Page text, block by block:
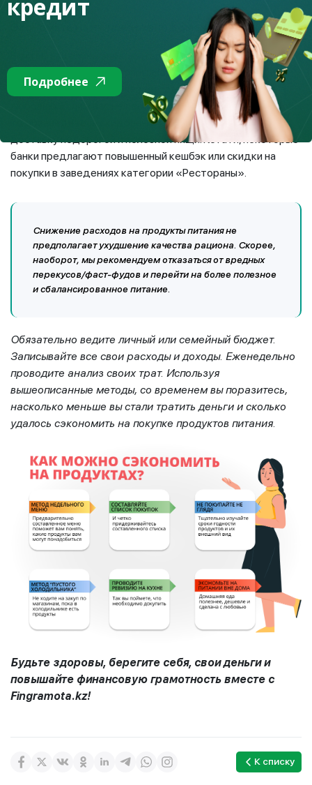
Экономьте на питании «вне дома»
Если вы нацелены экономить, то стоит ограничить
походы в кафе и рестораны. На работу берите с собой
домашнюю еду, она полезнее, дешевле и сделана с
любовью. Если у вас нет возможности брать еду с собой,
то обзаведитесь скидочными картами или найдите
доставку недорогой и полезной пищи. Кстати, некоторые
банки предлагают повышенный кешбэк или скидки на
покупки в заведениях категории «Рестораны».
Снижение расходов на продукты питания не
предполагает ухудшение качества рациона. Скорее,
наоборот, мы рекомендуем отказаться от вредных
перекусов/фаст-фудов и перейти на более полезное
и сбалансированное питание.
Обязательно ведите личный или семейный бюджет.
Записывайте все свои расходы и доходы. Еженедельно
проводите анализ своих трат. Используя
вышеописанные методы, со временем вы поразитесь,
насколько меньше вы стали тратить деньги и сколько
удалось сэкономить на покупке продуктов питания.
Будьте здоровы, берегите себя, свои деньги и
повышайте финансовую грамотность вместе с
Fingramota.kz!
К списку
кредит
Подробнее